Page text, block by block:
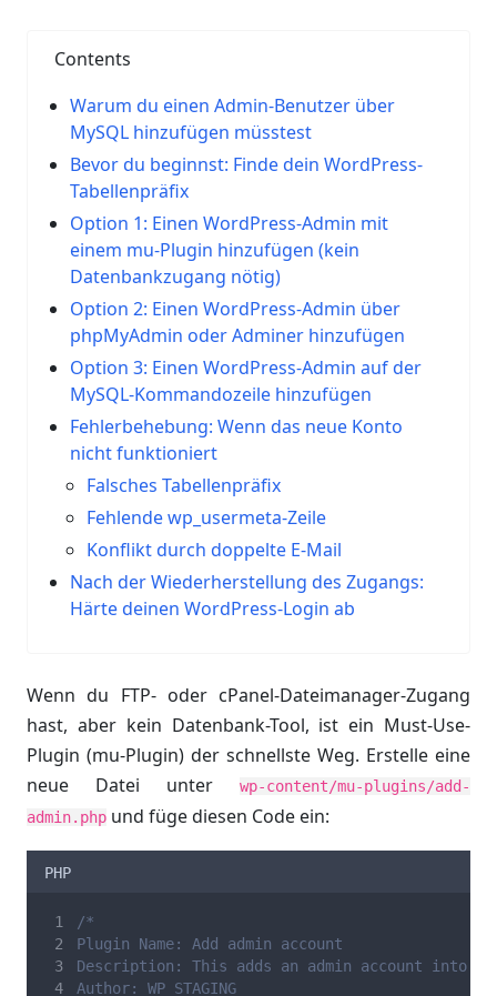
Contents
Warum du einen Admin-Benutzer über
MySQL hinzufügen müsstest
Bevor du beginnst: Finde dein WordPress-
Tabellenpräfix
Option 1: Einen WordPress-Admin mit
einem mu-Plugin hinzufügen (kein
Datenbankzugang nötig)
Option 2: Einen WordPress-Admin über
phpMyAdmin oder Adminer hinzufügen
Option 3: Einen WordPress-Admin auf der
MySQL-Kommandozeile hinzufügen
Fehlerbehebung: Wenn das neue Konto
nicht funktioniert
Falsches Tabellenpräfix
Fehlende wp_usermeta-Zeile
Konflikt durch doppelte E-Mail
Nach der Wiederherstellung des Zugangs:
Härte deinen WordPress-Login ab
Wenn du FTP- oder cPanel-Dateimanager-Zugang
hast, aber kein Datenbank-Tool, ist ein Must-Use-
Plugin (mu-Plugin) der schnellste Weg. Erstelle eine
neue Datei unter
wp-content/mu-plugins/add-
admin.php und füge diesen Code ein:
PHP
/*
Plugin Name: Add admin account
Description: This adds an admin account into
Author: WP STAGING